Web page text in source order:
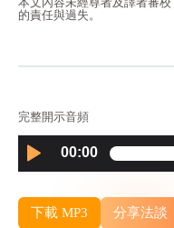
的責任與過失。
完整開示音頻
Audio
Player
00:00
下載 MP3 分享法談